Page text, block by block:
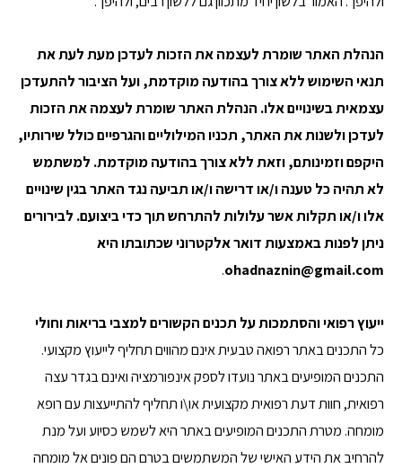
הנהלת האתר שומרת לעצמה את הזכות לעדכן מעת לעת את
תנאי השימוש ללא צורך בהודעה מוקדמת, ועל הציבור להתעדכן
עצמאית בשינויים אלו. הנהלת האתר שומרת לעצמה את הזכות
לעדכן ולשנות את האתר, תכניו המילוליים והגרפיים כולל שירותיו,
היקפם וזמינותם, וזאת ללא צורך בהודעה מוקדמת. למשתמש
לא תהיה כל טענה ו/או דרישה ו/או תביעה נגד האתר בגין שינויים
אלו ו/או תקלות אשר עלולות להתרחש תוך כדי ביצועם. לבירורים
ניתן לפנות באמצעות דואר אלקטרוני שכתובתו היא
ohadnaznin@gmail.com
.
ייעוץ רפואי והסתמכות על תכנים הקשורים למצבי בריאות וחולי
כל התכנים באתר רפואה טבעית אינם מהווים תחליף לייעוץ מקצועי.
התכנים המופיעים באתר נועדו לספק אינפורמציה ואינם בגדר עצה
רפואית, חוות דעת רפואית מקצועית או\ו תחליף להתייעצות עם רופא
מומחה. מטרת התכנים המופיעים באתר היא לשמש כסיוע ועל מנת
להרחיב את הידע האישי של המשתמשים בטרם הם פונים אל מומחה